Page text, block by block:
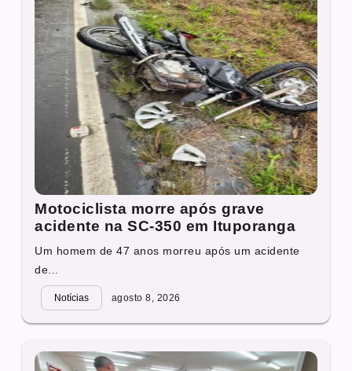
Motociclista morre após grave
acidente na SC-350 em Ituporanga
Um homem de 47 anos morreu após um acidente
de...
Notícias agosto 8, 2026